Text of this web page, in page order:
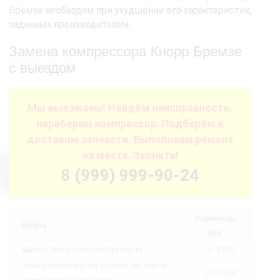
Бремзе необходим при ухудшении его характеристик,
заданных производителем.
Замена компрессора Кнорр Бремзе
с выездом
Мы выезжаем! Найдём неисправность,
переберем компрессор. Подберём и
доставим запчасти. Выполняем ремонт
на месте. Звоните!
8 (999) 999-90-24